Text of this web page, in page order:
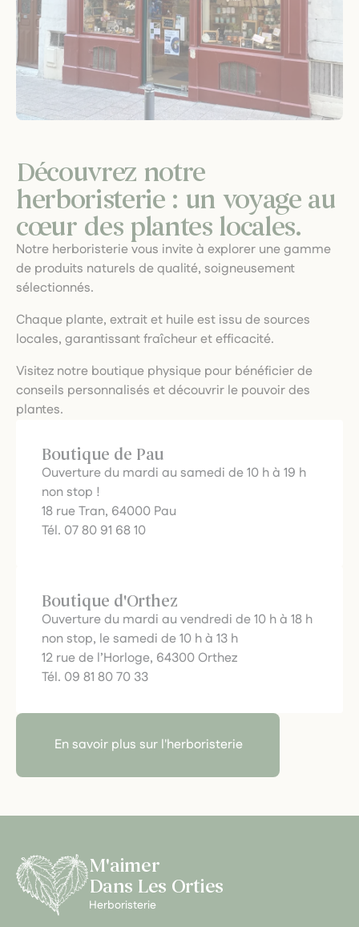
Découvrez notre
herboristerie : un voyage au
cœur des plantes locales.
Notre herboristerie vous invite à explorer une gamme
de produits naturels de qualité, soigneusement
sélectionnés.
Chaque plante, extrait et huile est issu de sources
locales, garantissant fraîcheur et efficacité.
Visitez notre boutique physique pour bénéficier de
conseils personnalisés et découvrir le pouvoir des
plantes.
Boutique de Pau
Ouverture du mardi au samedi de 10 h à 19 h
non stop !
18 rue Tran, 64000 Pau
Tél. 07 80 91 68 10
Boutique d'Orthez
Ouverture du mardi au vendredi de 10 h à 18 h
non stop, le samedi de 10 h à 13 h
12 rue de l’Horloge, 64300 Orthez
Tél. 09 81 80 70 33
En savoir plus sur l'herboristerie
M'aimer
Dans Les Orties
Herboristerie